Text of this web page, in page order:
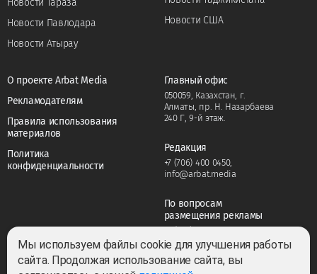
Новости Тараза
Новости Павлодара
Новости Атырау
Новости США
О проекте Arbat Media
Рекламодателям
Правила использования
материалов
Политика
конфиденциальности
Главный офис
050059, Казахстан, г.
Алматы, пр. Н. Назарбаева
240 Г, 9-й этаж.
Редакция
+7 (706) 400 0450,
info@arbat.media
По вопросам
размещения рекламы
adv@arbat.media
Мы используем файлы cookie для улучшения работы
сайта. Продолжая использование сайта, вы